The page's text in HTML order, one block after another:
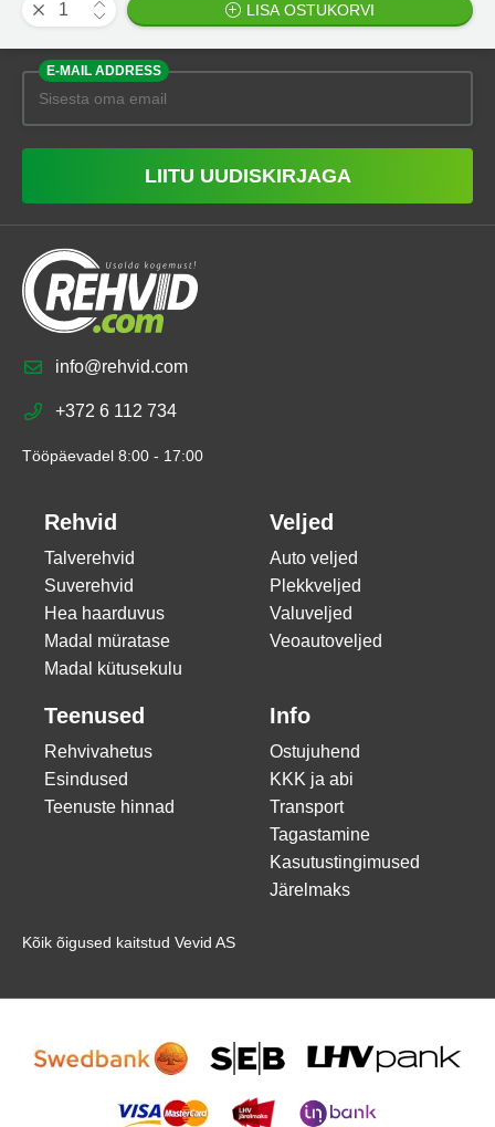
LISA OSTUKORVI
E-MAIL ADDRESS
LIITU UUDISKIRJAGA
info@rehvid.com
+372 6 112 734
Tööpäevadel 8:00 - 17:00
Rehvid
Talverehvid
Suverehvid
Hea haarduvus
Madal müratase
Madal kütusekulu
Veljed
Auto veljed
Plekkveljed
Valuveljed
Veoautoveljed
Teenused
Rehvivahetus
Esindused
Teenuste hinnad
Info
Ostujuhend
KKK ja abi
Transport
Tagastamine
Kasutustingimused
Järelmaks
Kõik õigused kaitstud Vevid AS